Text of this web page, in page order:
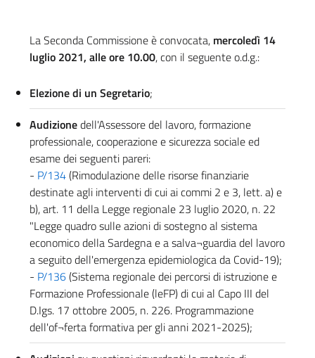
La Seconda Commissione è convocata, mercoledì 14
luglio 2021, alle ore 10.00, con il seguente o.d.g.:
Elezione di un Segretario;
Audizionedell'Assessore del lavoro, formazione
professionale, cooperazione e sicurezza sociale ed
esame dei seguenti pareri:
- P/134(Rimodulazione delle risorse finanziarie
destinate agli interventi di cui ai commi 2 e 3, lett. a) e
b), art. 11 della Legge regionale 23 luglio 2020, n. 22
"Legge quadro sulle azioni di sostegno al sistema
economico della Sardegna e a salva¬guardia del lavoro
a seguito dell'emergenza epidemiologica da Covid-19);
- P/136(Sistema regionale dei percorsi di istruzione e
Formazione Professionale (leFP) di cui al Capo III del
D.Igs. 17 ottobre 2005, n. 226. Programmazione
dell'of¬ferta formativa per gli anni 2021-2025);